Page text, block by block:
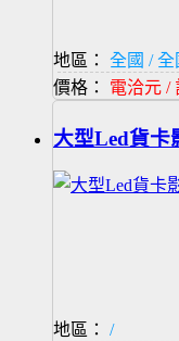
地區：
全國 / 全
價格： 電洽元 /
大型Led貨卡
地區：
/